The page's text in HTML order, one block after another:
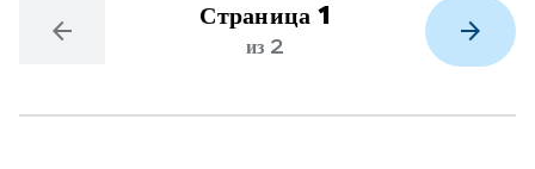
arrow_back Страница 1
из 2 arrow_forward